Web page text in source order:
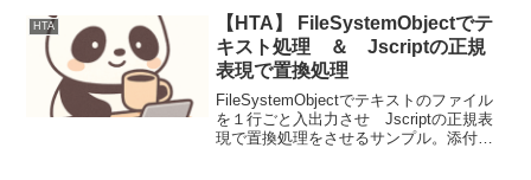
まま実行して結果取得させるサンプル
HTA
【HTA】 FileSystemObjectでテ
キスト処理 ＆ Jscriptの正規
表現で置換処理
FileSystemObjectでテキストのファイル
を１行ごと入出力させ Jscriptの正規表
現で置換処理をさせるサンプル。添付ソ